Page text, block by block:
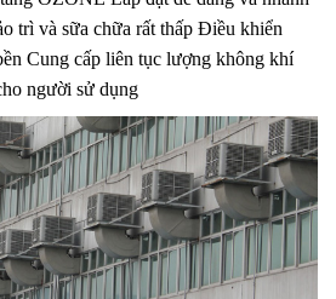
trì và sữa chữa rất thấp Điều khiển
Cung cấp liên tục lượng không khí
người sử dụng